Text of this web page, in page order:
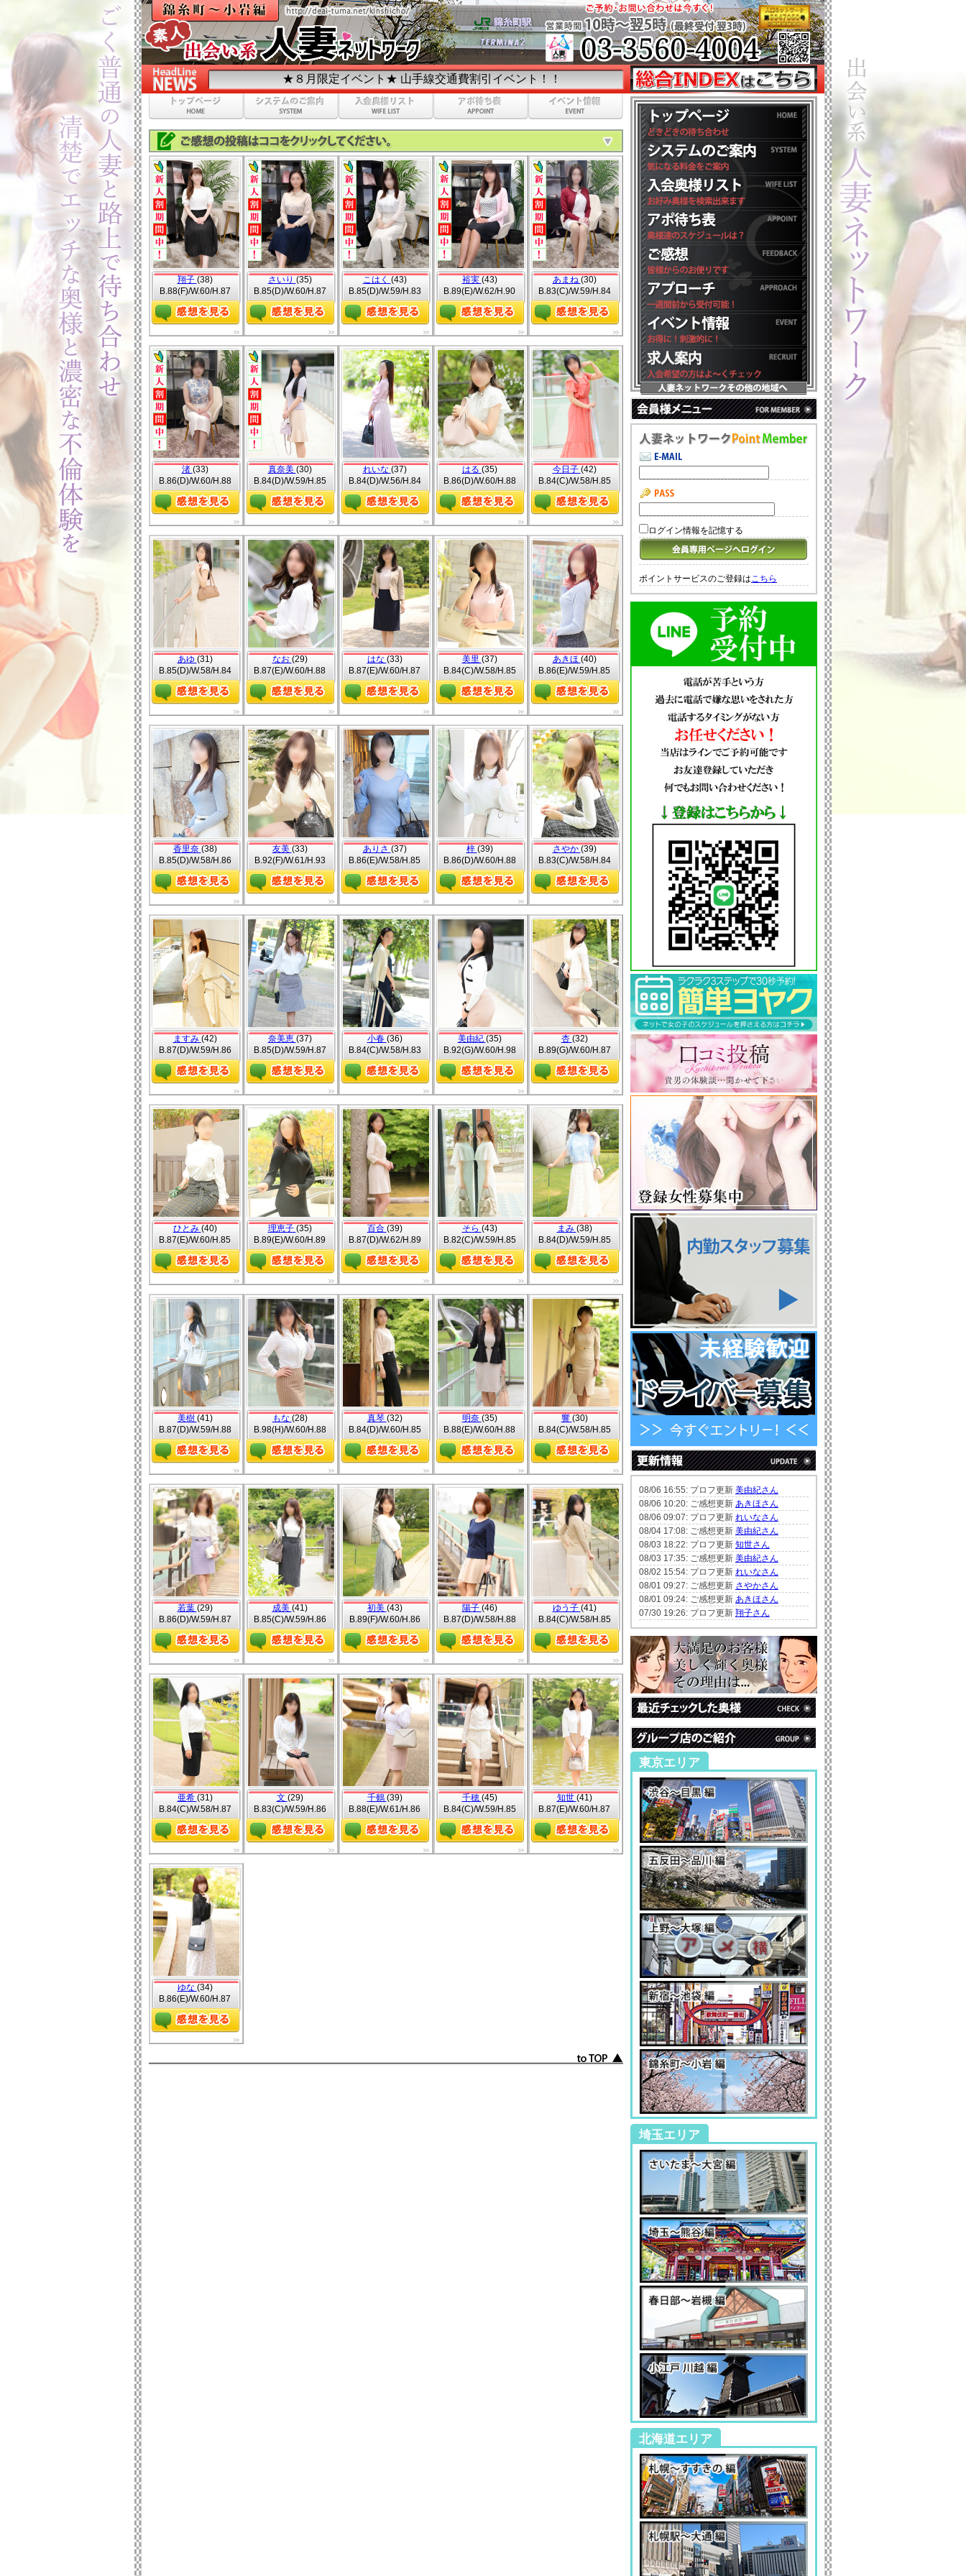
★８月限定イベント★ 山手線交通費割引イベント！！
翔子 (38)
B.88(F)/W.60/H.87
さいり (35)
B.85(D)/W.60/H.87
こはく (43)
B.85(D)/W.59/H.83
裕実 (43)
B.89(E)/W.62/H.90
あまね (30)
B.83(C)/W.59/H.84
渚 (33)
B.86(D)/W.60/H.88
真奈美 (30)
B.84(D)/W.59/H.85
れいな (37)
B.84(D)/W.56/H.84
はる (35)
B.86(D)/W.60/H.88
今日子 (42)
B.84(C)/W.58/H.85
あゆ (31)
B.85(D)/W.58/H.84
なお (29)
B.87(E)/W.60/H.88
はな (33)
B.87(E)/W.60/H.87
美里 (37)
B.84(C)/W.58/H.85
あきほ (40)
B.86(E)/W.59/H.85
香里奈 (38)
B.85(D)/W.58/H.86
友美 (33)
B.92(F)/W.61/H.93
ありさ (37)
B.86(E)/W.58/H.85
梓 (39)
B.86(D)/W.60/H.88
さやか (39)
B.83(C)/W.58/H.84
ますみ (42)
B.87(D)/W.59/H.86
奈美恵 (37)
B.85(D)/W.59/H.87
小春 (36)
B.84(C)/W.58/H.83
美由紀 (35)
B.92(G)/W.60/H.98
杏 (32)
B.89(G)/W.60/H.87
ひとみ (40)
B.87(E)/W.60/H.85
理恵子 (35)
B.89(E)/W.60/H.89
百合 (39)
B.87(D)/W.62/H.89
そら (43)
B.82(C)/W.59/H.85
まみ (38)
B.84(D)/W.59/H.85
美樹 (41)
B.87(D)/W.59/H.88
もな (28)
B.98(H)/W.60/H.88
真琴 (32)
B.84(D)/W.60/H.85
明奈 (35)
B.88(E)/W.60/H.88
響 (30)
B.84(C)/W.58/H.85
若葉 (29)
B.86(D)/W.59/H.87
成美 (41)
B.85(C)/W.59/H.86
初美 (43)
B.89(F)/W.60/H.86
陽子 (46)
B.87(D)/W.58/H.88
ゆう子 (41)
B.84(C)/W.58/H.85
亜希 (31)
B.84(C)/W.58/H.87
文 (29)
B.83(C)/W.59/H.86
千鶴 (39)
B.88(E)/W.61/H.86
千穂 (45)
B.84(C)/W.59/H.85
知世 (41)
B.87(E)/W.60/H.87
ゆな (34)
B.86(E)/W.60/H.87
ログイン情報を記憶する
ポイントサービスのご登録はこちら
08/06 16:55: プロフ更新 美由紀さん
08/06 10:20: ご感想更新 あきほさん
08/06 09:07: プロフ更新 れいなさん
08/04 17:08: ご感想更新 美由紀さん
08/03 18:22: プロフ更新 知世さん
08/03 17:35: ご感想更新 美由紀さん
08/02 15:54: プロフ更新 れいなさん
08/01 09:27: ご感想更新 さやかさん
08/01 09:24: ご感想更新 あきほさん
07/30 19:26: プロフ更新 翔子さん
東京エリア
埼玉エリア
北海道エリア